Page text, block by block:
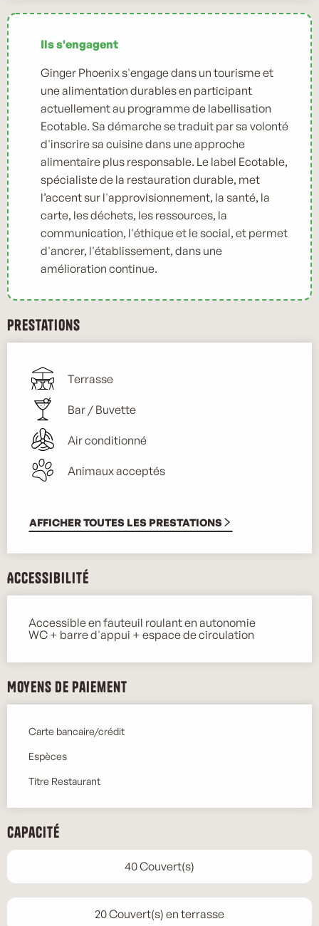
Ils s'engagent
Ginger Phoenix s'engage dans un tourisme et
une alimentation durables en participant
actuellement au programme de labellisation
Ecotable. Sa démarche se traduit par sa volonté
d'inscrire sa cuisine dans une approche
alimentaire plus responsable. Le label Ecotable,
spécialiste de la restauration durable, met
l’accent sur l'approvisionnement, la santé, la
carte, les déchets, les ressources, la
communication, l'éthique et le social, et permet
d'ancrer, l'établissement, dans une
amélioration continue.
Prestations
Terrasse
Bar / Buvette
Air conditionné
Animaux acceptés
AFFICHER TOUTES LES PRESTATIONS
Accessibilité
Accessible en fauteuil roulant en autonomie
WC + barre d'appui + espace de circulation
Moyens de paiement
Carte bancaire/crédit
Espèces
Titre Restaurant
Capacité
40 Couvert(s)
20 Couvert(s) en terrasse